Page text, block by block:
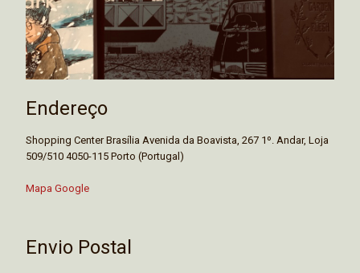
Endereço
Shopping Center Brasília Avenida da Boavista, 267 1º. Andar, Loja
509/510 4050-115 Porto (Portugal)
Mapa Google
Envio Postal